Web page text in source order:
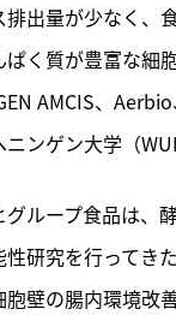
排出量が少なく、
ぱく質が豊富な細
AMCIS、
ンゲン大学（
ループ食品は、
性研究を行ってき
胞壁の腸内環境改